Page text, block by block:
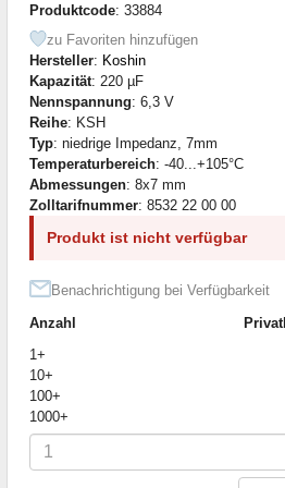
Produktcode: 33884
zu Favoriten hinzufügen
Hersteller: Koshin
Kapazität: 220 µF
Nennspannung: 6,3 V
Reihe: KSH
Typ: niedrige Impedanz, 7mm
Temperaturbereich: -40...+105°C
Abmessungen: 8x7 mm
Zolltarifnummer: 8532 22 00 00
Produkt ist nicht verfügbar
Benachrichtigung bei Verfügbarkeit
Anzahl
1+
10+
100+
1000+